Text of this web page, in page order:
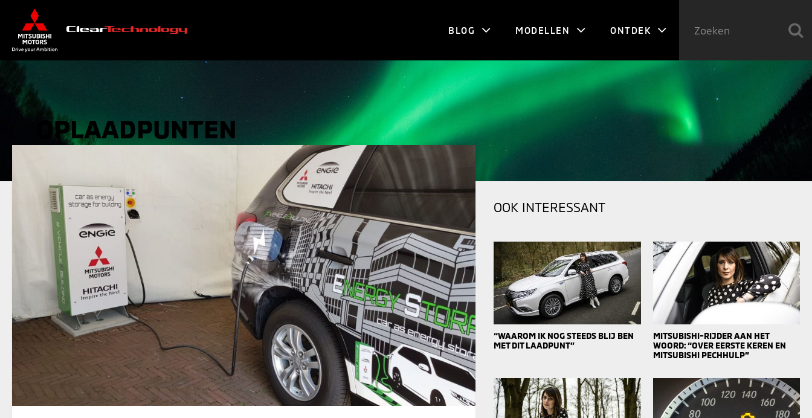
BLOG MODELLEN ONTDEK
OPLAADPUNTEN
OOK INTERESSANT
“WAAROM IK NOG STEEDS BLIJ BEN
MET DIT LAADPUNT”
MITSUBISHI-RIJDER AAN HET
WOORD: “OVER EERSTE KEREN EN
MITSUBISHI PECHHULP”